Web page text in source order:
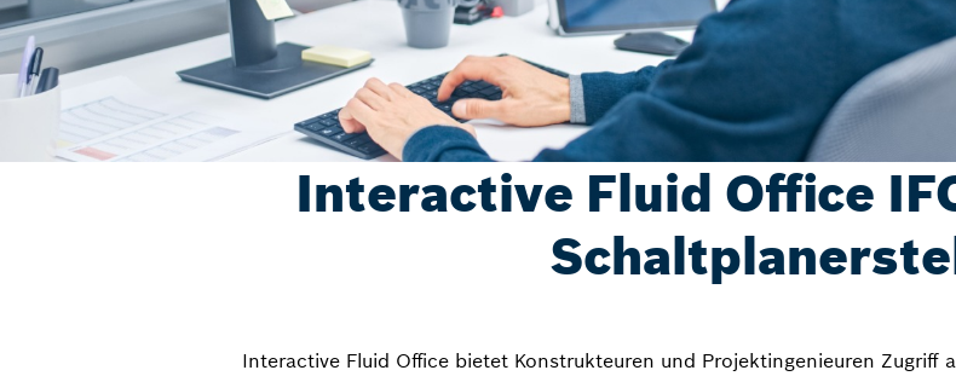
Interactive Fluid Office
Interactive Fluid Office bietet Konstrukteuren und Projektingenieuren Zugriff